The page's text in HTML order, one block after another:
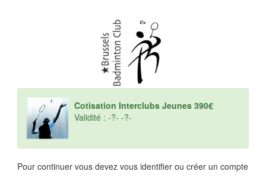
Cotisation Interclubs Jeunes 390€
Validité : -?- -?-
Pour continuer vous devez vous identifier ou créer un compte